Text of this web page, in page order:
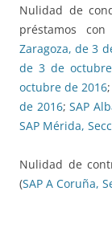
Nulidad de
préstamos
Zaragoza, de 3
de 3 de
octubre de 2016;
de 2016;SAP
SAP Mérida,
Nulidad de
(SAP A Coruña,